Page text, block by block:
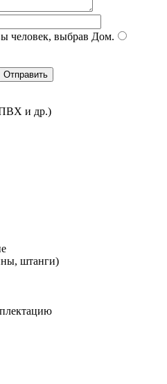
человек, выбрав Дом.
и др.)
штанги)